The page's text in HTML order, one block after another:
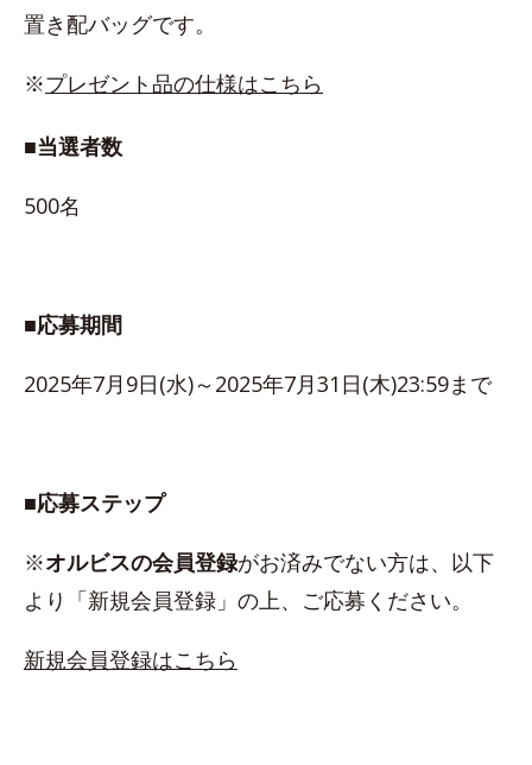
置き配バッグです。
※プレゼント品の仕様はこちら
■当選者数
500名
■応募期間
2025年7月9日(水)～2025年7月31日(木)23:59まで
■応募ステップ
※オルビスの会員登録がお済みでない方は、以下
より「新規会員登録」の上、ご応募ください。
新規会員登録はこちら